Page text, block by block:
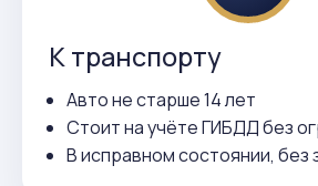
К транспорту
Авто не старше 14 лет
Стоит на учёте ГИБДД без
В исправном состоянии, без